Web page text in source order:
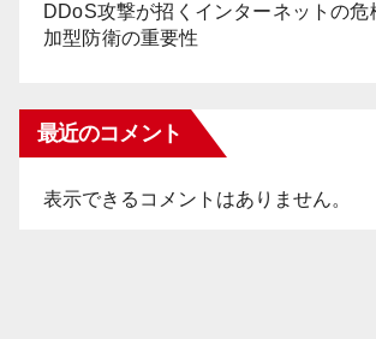
DDoS攻撃が招くインターネットの危
加型防衛の重要性
最近のコメント
表示できるコメントはありません。